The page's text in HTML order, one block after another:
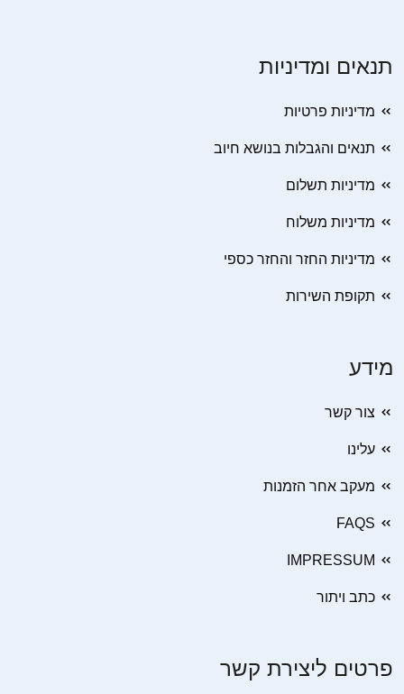
תנאים ומדיניות
מדיניות פרטיות
תנאים והגבלות בנושא חיוב
מדיניות תשלום
מדיניות משלוח
מדיניות החזר והחזר כספי
תקופת השירות
מידע
צור קשר
עלינו
מעקב אחר הזמנות
FAQS
IMPRESSUM
כתב ויתור
פרטים ליצירת קשר